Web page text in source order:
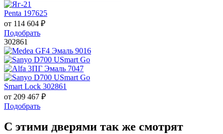
Penta 197625
от 114 604 ₽
Подобрать
302861
Smart Lock 302861
от 209 467 ₽
Подобрать
С этими дверями так же смотрят